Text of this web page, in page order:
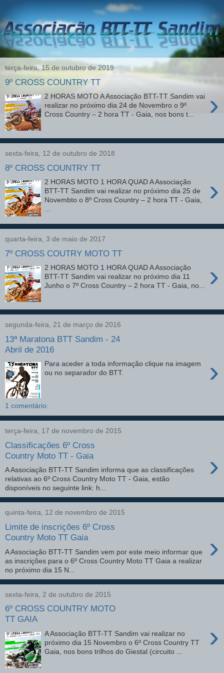
terça-feira, 15 de outubro de 2019
9º CROSS COUNTRY TT
›
2 HORAS MOTO A Associação BTT-TT Sandim vai
realizar no próximo dia 24 de Novembro o 9º
Cross Country – 2 hora TT - Gaia, nos bons t...
sexta-feira, 12 de outubro de 2018
8º CROSS COUNTRY TT
›
2 HORAS MOTO 1 HORA QUAD A Associação
BTT-TT Sandim vai realizar no próximo dia 25 de
Novembto o 8º Cross Country – 2 hora TT - Gaia,
...
quarta-feira, 3 de maio de 2017
7º CROSS COUTRY MOTO TT
›
2 HORAS MOTO 1 HORA QUAD A Associação
BTT-TT Sandim vai realizar no próximo dia 11
Junho o 7º Cross Country – 2 hora TT - Gaia, no...
segunda-feira, 21 de março de 2016
13ª Maratona BTT Sandim - 24
Abril de 2016
›
Para aceder a toda informação clique na imagem
ou no separador do BTT.
1 comentário:
terça-feira, 17 de novembro de 2015
Classificações 6º Cross
Country Moto TT - Gaia
›
A Associação BTT-TT Sandim informa que as classificações
relativas ao 6º Cross Country Moto TT - Gaia, estão
disponíveis no seguinte link: h...
quinta-feira, 12 de novembro de 2015
Limite de inscrições 6º Cross
Country Moto TT Gaia
›
A Associação BTT-TT Sandim vem por este meio informar que
as inscrições para o 6º Cross Country Moto TT Gaia a realizar
no próximo dia 15 N...
sexta-feira, 2 de outubro de 2015
6º CROSS COUNTRY MOTO
TT GAIA
›
A Associação BTT-TT Sandim vai realizar no
próximo dia 15 Novembro o 6º Cross Country TT
Gaia, nos bons trilhos do Giestal (circuito ...